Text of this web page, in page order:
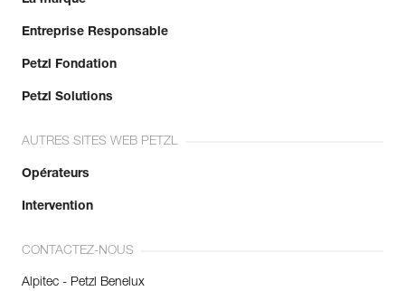
Entreprise Responsable
Petzl Fondation
Petzl Solutions
AUTRES SITES WEB PETZL
Opérateurs
Intervention
CONTACTEZ-NOUS
Alpitec - Petzl Benelux